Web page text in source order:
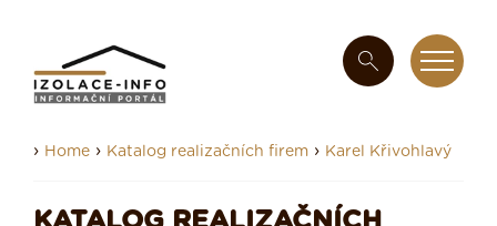
› Home › Katalog realizačních firem › Karel Křivohlavý